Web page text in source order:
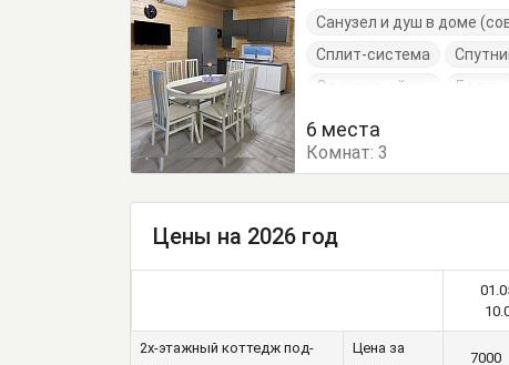
Санузел и душ в доме
Сплит-система
Электрочайник
Балкон
Кровать двуспальная
6 места
Комнат:3
Цены на 2026 год
2х-этажный коттедж под-
Цена за
7000